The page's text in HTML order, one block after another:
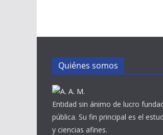
Quiénes somos
Entidad sin ánimo de lucro
pública. Su fin principal es el
y ciencias afines.